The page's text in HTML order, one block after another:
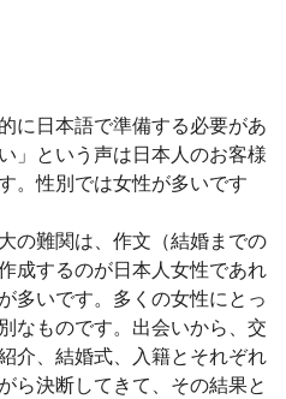
に日本語で準備する必要があ
」という声は日本人のお客様
。性別では女性が多いです
の難関は、作文（結婚までの
成するのが日本人女性であれ
多いです。多くの女性にとっ
なものです。出会いから、交
介、結婚式、入籍とそれぞれ
ら決断してきて、その結果と